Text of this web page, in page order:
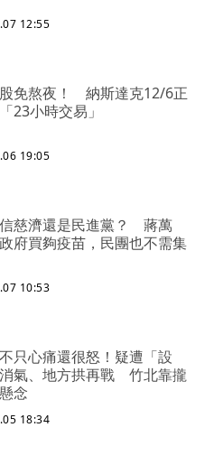
12:55
免熬夜！ 納斯達克12/6正
23小時交易」
19:05
慈濟還是民進黨？ 蔣萬
府買夠疫苗，民團也不需集
10:53
只心痛還很怒！疑遭「設
氣、地方拱再戰 竹北靠攏
念
18:34